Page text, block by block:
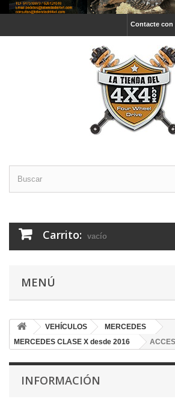
Contacte
Carrito: vacío
MENÚ
VEHÍCULOS
MERCEDES
MERCEDES CLASE X desde 2016
INFORMACIÓN